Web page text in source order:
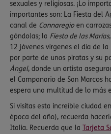
sexuales y religiosas. ¡Lo
importantes son: La Fiesta del
canal de Cannaregioen
góndolas; la Fiesta de las Marías
12 jóvenes vírgenes el día de
por parte de unos piratas y su
Ángel, donde un artista
el Campanario de San Marcos
espera una multitud de lo más
Si visitas esta increíble ciudad
época del año), recuerda
Italia. Recuerda que la Tarjeta